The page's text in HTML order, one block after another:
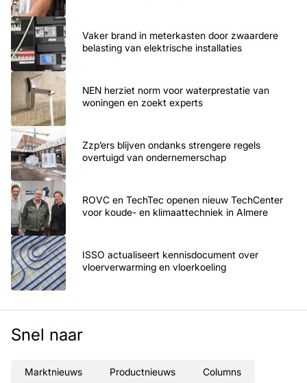
Vaker brand in meterkasten door zwaardere
belasting van elektrische installaties
NEN herziet norm voor waterprestatie van
woningen en zoekt experts
Zzp’ers blijven ondanks strengere regels
overtuigd van ondernemerschap
ROVC en TechTec openen nieuw TechCenter
voor koude- en klimaattechniek in Almere
ISSO actualiseert kennisdocument over
vloerverwarming en vloerkoeling
Snel naar
Marktnieuws Productnieuws Columns